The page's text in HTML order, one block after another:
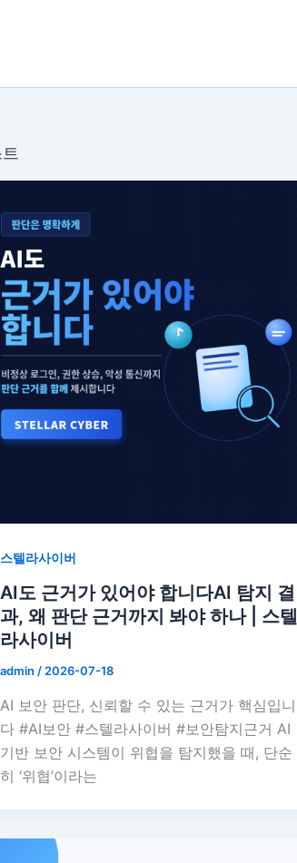
스텔라사이버
AI도 근거가 있어야 합니다AI 탐지 결
과, 왜 판단 근거까지 봐야 하나 | 스텔
라사이버
admin /2026-07-18
AI 보안 판단, 신뢰할 수 있는 근거가 핵심입니
다 #AI보안 #스텔라사이버 #보안탐지근거 AI
기반 보안 시스템이 위협을 탐지했을 때, 단순
히 ‘위협’이라는